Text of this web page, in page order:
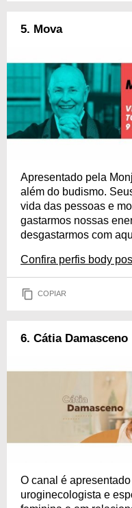
5. Mova
Apresentado pela
além do budismo.
vida das pessoas e
gastarmos nossas
desgastarmos com
Confira perfis body
COPIAR
6. Cátia Damasceno
O canal é
uroginecologista e